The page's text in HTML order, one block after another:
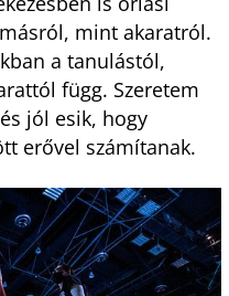
mint akaratról.
a tanulástól,
függ. Szeretem
jól esik, hogy
erővel számítanak.